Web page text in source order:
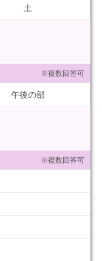
土
※複数回答可
午後の部
※複数回答可